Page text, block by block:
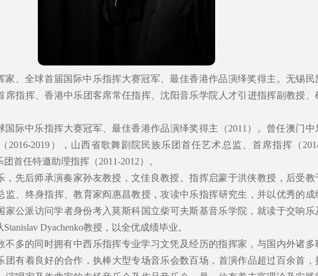
家、全球首届国际中乐指挥大赛冠军、最佳香港作品演绎奖得主。无锡民
席指挥、香港中乐团客席常任指挥、沈阳音乐学院人才引进指挥副教授、
国际中乐指挥大赛冠军、最佳香港作品演绎奖得主（2011）。曾任澳门中
2016-2019），山西省歌舞剧院民族乐团首任艺术总监、首席指挥（
首任特邀助理指挥（2011-2012）。
，先后师承演奏家孙友教授，文佳良教授。指挥启蒙于洪侠教授，后受教
监、终身指挥、教育家阎惠昌教授，攻读中乐指挥研究生，并以优秀的成
家公派访问学者身份考入莫斯科国立柴可夫斯基音乐学院，就读于交响乐
Dyachenko教授，以全优成绩毕业。
不多的同时拥有中西乐指挥专业学习文凭及经历的指挥家，与国内外诸多
团有着良好的合作，执棒大型专场音乐会数百场，首演作品超过百余首，